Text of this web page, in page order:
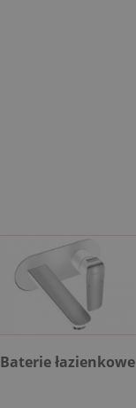
Baterie łazienkowe